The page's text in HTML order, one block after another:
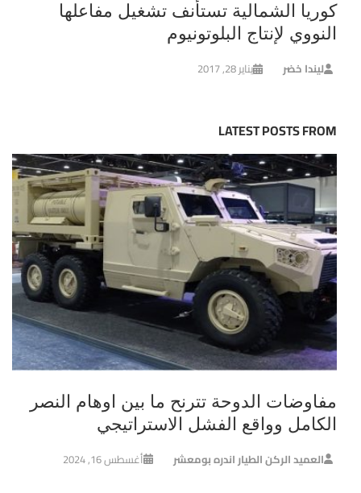
كوريا الشمالية تستأنف تشغيل مفاعلها
النووي لإنتاج البلوتونيوم
ليندا خضر يناير 28, 2017
LATEST POSTS FROM
مفاوضات الدوحة تترنح ما بين اوهام النصر
الكامل وواقع الفشل الاستراتيجي
العميد الركن الطيار اندره بومعشر أغسطس 16, 2024